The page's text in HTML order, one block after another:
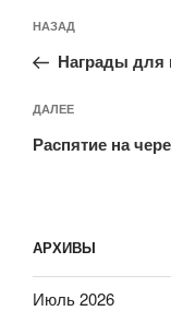
по
записям
Предыдущая
запись:
НАЗАД
Награды для
Следующая
запись
ДАЛЕЕ
Распятие на
АРХИВЫ
Июль 2026